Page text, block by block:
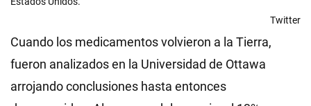
Twitter
Cuando los medicamentos volvieron a la Tierra,
fueron analizados en la Universidad de Ottawa
arrojando conclusiones hasta entonces